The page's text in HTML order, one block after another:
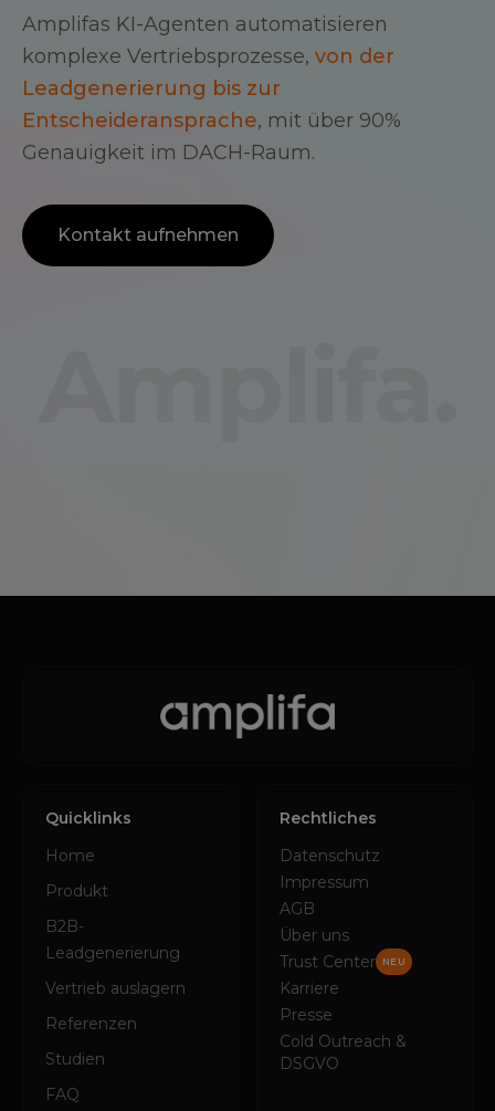
Amplifas KI-Agenten automatisieren
komplexe Vertriebsprozesse, von der
Leadgenerierung bis zur
Entscheideransprache, mit über 90%
Genauigkeit im DACH-Raum.
Kontakt aufnehmen
Quicklinks
Home
Produkt
B2B-
Leadgenerierung
Vertrieb auslagern
Referenzen
Studien
FAQ
Rechtliches
Datenschutz
Impressum
AGB
Über uns
Trust Center
NEU
Karriere
Presse
Cold Outreach &
DSGVO